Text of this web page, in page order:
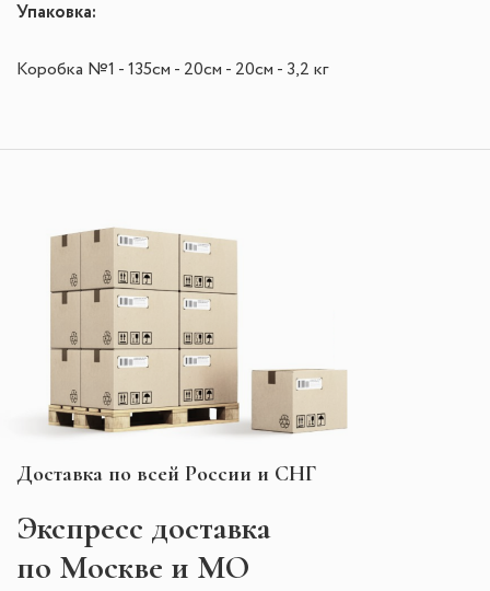
Упаковка:
Коробка №1 - 135см - 20см - 20см - 3,2 кг
Доставка по всей России и СНГ
Экспресс доставка
по Москве и МО